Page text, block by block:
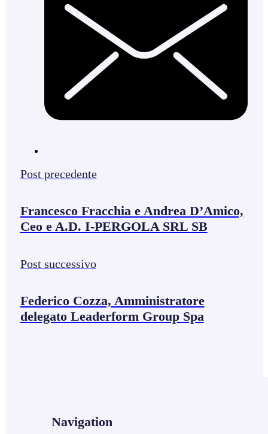
Post precedente
Francesco Fracchia e Andrea D’Amico,
Ceo e A.D. I-PERGOLA SRL SB
Post successivo
Federico Cozza, Amministratore
delegato Leaderform Group Spa
Navigation